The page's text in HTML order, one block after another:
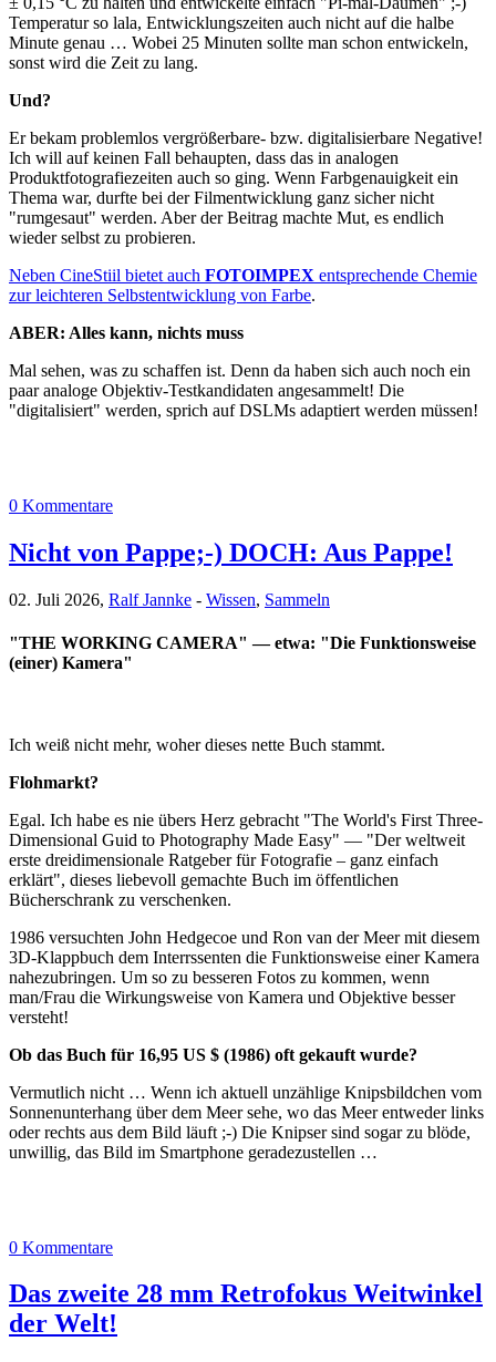
Temperatur so lala, Entwicklungszeiten auch nicht auf die halbe
Minute genau … Wobei 25 Minuten sollte man schon entwickeln,
sonst wird die Zeit zu lang.
Und?
Er bekam problemlos vergrößerbare- bzw. digitalisierbare Negative!
Ich will auf keinen Fall behaupten, dass das in analogen
Produktfotografiezeiten auch so ging. Wenn Farbgenauigkeit ein
Thema war, durfte bei der Filmentwicklung ganz sicher nicht
"rumgesaut" werden. Aber der Beitrag machte Mut, es endlich
wieder selbst zu probieren.
Neben CineStiil bietet auch FOTOIMPEX entsprechende Chemie
zur leichteren Selbstentwicklung von Farbe.
ABER: Alles kann, nichts muss
Mal sehen, was zu schaffen ist. Denn da haben sich auch noch ein
paar analoge Objektiv-Testkandidaten angesammelt! Die
"digitalisiert" werden, sprich auf DSLMs adaptiert werden müssen!
0 Kommentare
Nicht von Pappe;-) DOCH: Aus Pappe!
02. Juli 2026, Ralf Jannke - Wissen, Sammeln
"THE WORKING CAMERA" — etwa: "Die Funktionsweise
(einer) Kamera"
Ich weiß nicht mehr, woher dieses nette Buch stammt.
Flohmarkt?
Egal. Ich habe es nie übers Herz gebracht "The World's First Three-
Dimensional Guid to Photography Made Easy" — "Der weltweit
erste dreidimensionale Ratgeber für Fotografie – ganz einfach
erklärt", dieses liebevoll gemachte Buch im öffentlichen
Bücherschrank zu verschenken.
1986 versuchten John Hedgecoe und Ron van der Meer mit diesem
3D-Klappbuch dem Interrssenten die Funktionsweise einer Kamera
nahezubringen. Um so zu besseren Fotos zu kommen, wenn
man/Frau die Wirkungsweise von Kamera und Objektive besser
versteht!
Ob das Buch für 16,95 US $ (1986) oft gekauft wurde?
Vermutlich nicht … Wenn ich aktuell unzählige Knipsbildchen vom
Sonnenunterhang über dem Meer sehe, wo das Meer entweder links
oder rechts aus dem Bild läuft ;-) Die Knipser sind sogar zu blöde,
unwillig, das Bild im Smartphone geradezustellen …
0 Kommentare
Das zweite 28 mm Retrofokus Weitwinkel
der Welt!